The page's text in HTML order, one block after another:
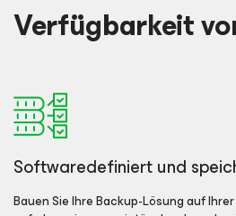
Verfügbarkeit
Softwaredefiniert und
Bauen Sie Ihre Backup-Lösung auf